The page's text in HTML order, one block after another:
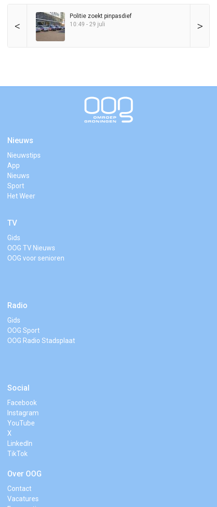
< >
Politie zoekt pinpasdief
10:49 - 29 juli
Nieuws
Nieuwstips
App
Nieuws
Sport
Het Weer
TV
Gids
OOG TV Nieuws
OOG voor senioren
Radio
Gids
OOG Sport
OOG Radio Stadsplaat
Social
Facebook
Instagram
YouTube
X
LinkedIn
TikTok
Over OOG
Contact
Vacatures